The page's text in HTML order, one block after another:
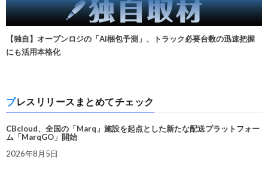
【独自】オープンロジの「AI梱包予測」、トラック必要台数の迅速把握
にも活用本格化
プレスリリースまとめてチェック
CBcloud、全国の「Marq」施設を起点とした新たな配送プラットフォー
ム「MarqGO」開始
2026年8月5日